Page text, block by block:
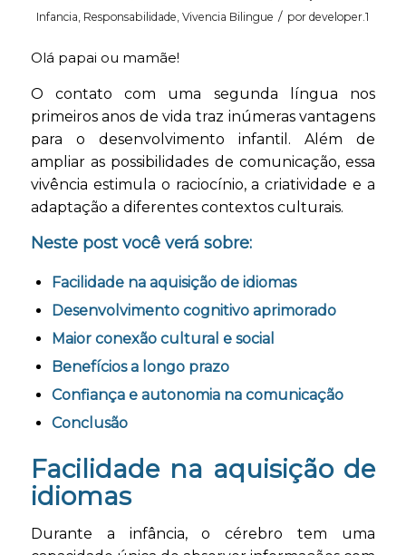
Infancia, Responsabilidade,Vivencia Bilingue / pordeveloper.1
Olá papai ou mamãe!
O contato com uma segunda língua nos
primeiros anos de vida traz inúmeras vantagens
para o desenvolvimento infantil. Além de
ampliar as possibilidades de comunicação, essa
vivência estimula o raciocínio, a criatividade e a
adaptação a diferentes contextos culturais.
Neste post você verá sobre:
Facilidade na aquisição de idiomas
Desenvolvimento cognitivo aprimorado
Maior conexão cultural e social
Benefícios a longo prazo
Confiança e autonomia na comunicação
Conclusão
Facilidade na aquisição de
idiomas
Durante a infância, o cérebro tem uma